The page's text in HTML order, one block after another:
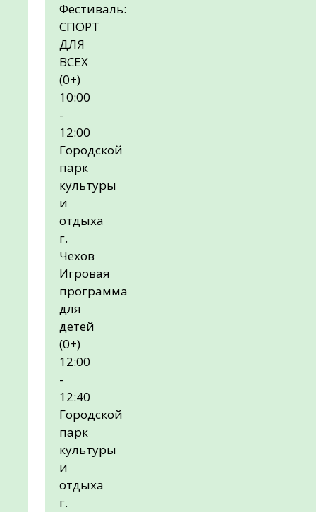
Фестиваль:
СПОРТ
ДЛЯ
ВСЕХ
(0+)
10:00
-
12:00
Городской
парк
культуры
и
отдыха
г.
Чехов
Игровая
программа
для
детей
(0+)
12:00
-
12:40
Городской
парк
культуры
и
отдыха
г.